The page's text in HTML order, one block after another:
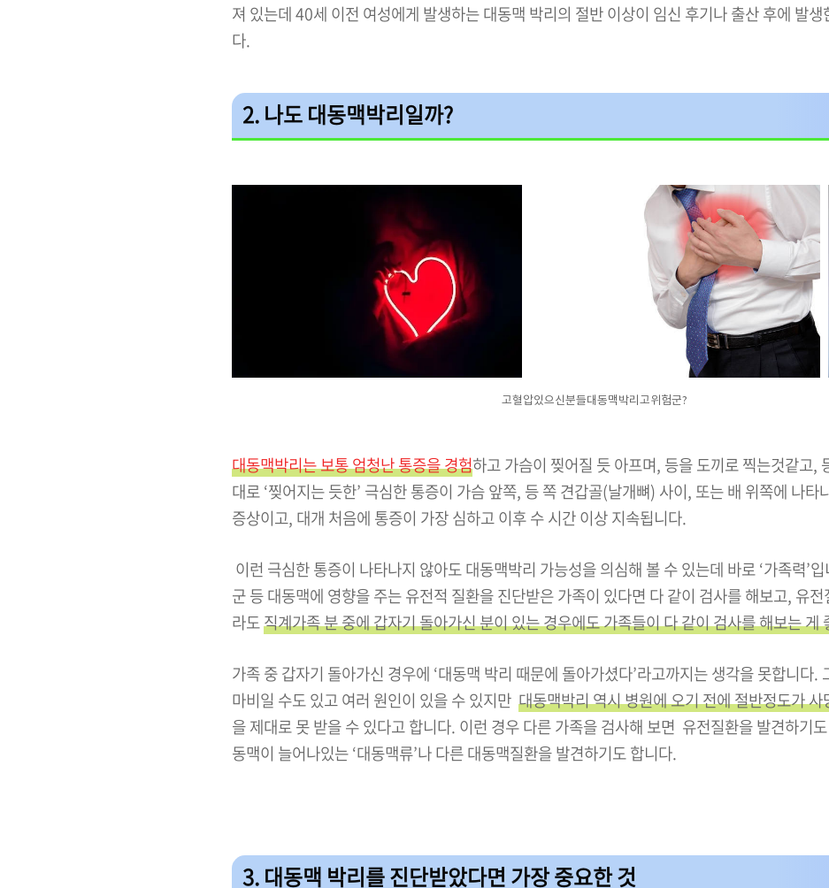
져 있는데 40세 이전 여성에게 발생하는 대동맥 박리의 절반 이상이 임신 후기나 출산 후에 발생
다.
2. 나도 대동맥박리일까?
고혈압있으신분들대동맥박리고위험군?
대동맥박리는 보통 엄청난 통증을 경험하고 가슴이 찢어질 듯 아프며, 등을 도끼로 찍는것같고,
대로 ‘찢어지는 듯한’ 극심한 통증이 가슴 앞쪽, 등 쪽 견갑골(날개뼈) 사이, 또는 배 위쪽에 나타
증상이고, 대개 처음에 통증이 가장 심하고 이후 수 시간 이상 지속됩니다.
이런 극심한 통증이 나타나지 않아도 대동맥박리 가능성을 의심해 볼 수 있는데 바로 ‘가족력’
군 등 대동맥에 영향을 주는 유전적 질환을 진단받은 가족이 있다면 다 같이 검사를 해보고, 유
라도직계가족 분 중에 갑자기 돌아가신 분이 있는 경우에도 가족들이 다 같이 검사를 해보는 게
가족 중 갑자기 돌아가신 경우에 ‘대동맥 박리 때문에 돌아가셨다’라고까지는 생각을 못합니다.
마비일 수도 있고 여러 원인이 있을 수 있지만 대동맥박리 역시 병원에 오기 전에 절반정도가 사
을 제대로 못 받을 수 있다고 합니다. 이런 경우 다른 가족을 검사해 보면 유전질환을 발견하기
동맥이 늘어나있는 ‘대동맥류’나 다른 대동맥질환을 발견하기도 합니다.
3. 대동맥 박리를 진단받았다면 가장 중요한 것